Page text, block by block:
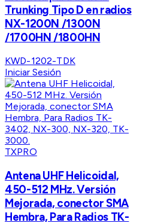
Trunking Tipo D en radios
NX-1200N /1300N
/1700HN /1800HN
KWD-1202-TDK
Iniciar Sesión
TXPRO
Antena UHF Helicoidal,
450-512 MHz. Versión
Mejorada, conector SMA
Hembra, Para Radios TK-